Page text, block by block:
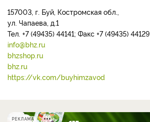
157003, г. Буй, Костромская обл.,
ул. Чапаева, д.1
Тел. +7 (49435) 44141; Факс +7 (49435) 44129
info@bhz.ru
bhzshop.ru
bhz.ru
https://vk.com/buyhimzavod
РЕКЛАМА